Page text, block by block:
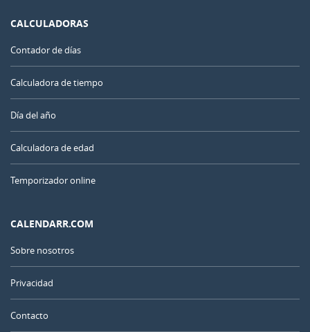
CALCULADORAS
Contador de días
Calculadora de tiempo
Día del año
Calculadora de edad
Temporizador online
CALENDARR.COM
Sobre nosotros
Privacidad
Contacto